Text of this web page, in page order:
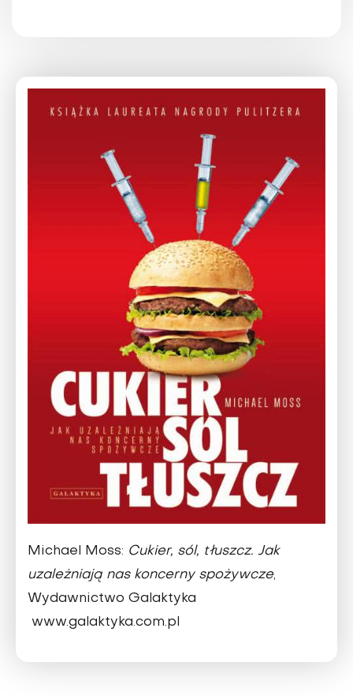
Michael Moss: Cukier, sól, tłuszcz. Jak
uzależniają nas koncerny spożywcze,
Wydawnictwo Galaktyka
www.galaktyka.com.pl